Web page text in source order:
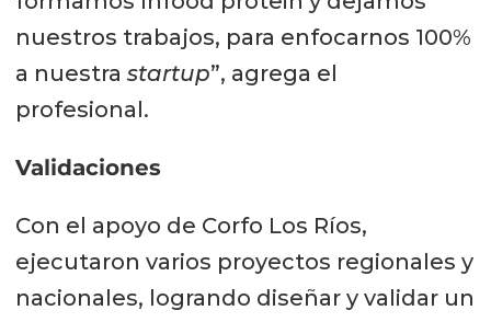
nuestros trabajos, para enfocarnos 100%
a nuestra startup”, agrega el
profesional.
Validaciones
Con el apoyo de Corfo Los Ríos,
ejecutaron varios proyectos regionales y
nacionales, logrando diseñar y validar un